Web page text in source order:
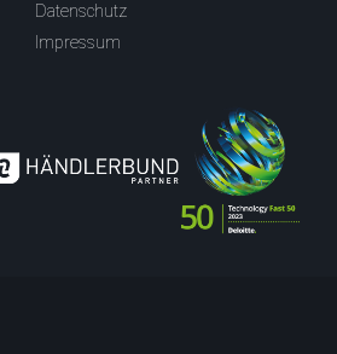
Datenschutz
Impressum